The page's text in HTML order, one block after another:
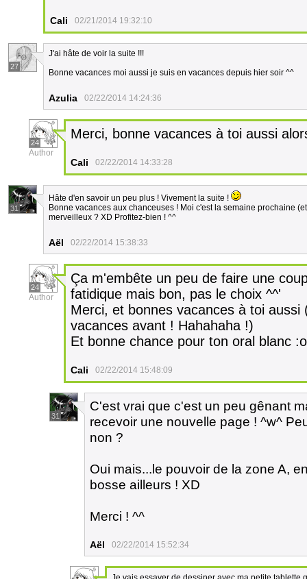
Cali 02/21/2014 19:32:10
27
J'ai hâte de voir la suite !!!
Bonne vacances moi aussi je suis en vacances depuis hier soir ^^
Azulia 02/22/2014 14:24:36
24
Author
Merci, bonne vacances à toi aussi
Cali 02/22/2014 14:33:28
31
Hâte d'en savoir un peu plus ! Vivement la suite !
Bonne vacances aux chanceuses ! Moi c'est la semaine prochaine
merveilleux ? XD Profitez-bien ! ^^
Aël 02/22/2014 15:38:33
24
Author
Ça m'embête un peu de faire une
fatidique mais bon, pas le choix ^^'
Merci, et bonnes vacances à toi
vacances avant ! Hahahaha !)
Et bonne chance pour ton oral blanc :o
Cali 02/22/2014 15:48:09
31
C'est vrai que c'est un peu gênant
recevoir une nouvelle page ! ^w^
non ?
Oui mais...le pouvoir de la zone A,
bosse ailleurs ! XD
Merci ! ^^
Aël 02/22/2014 15:52:34